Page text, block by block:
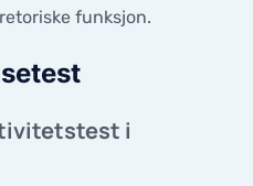
funksjon.
i